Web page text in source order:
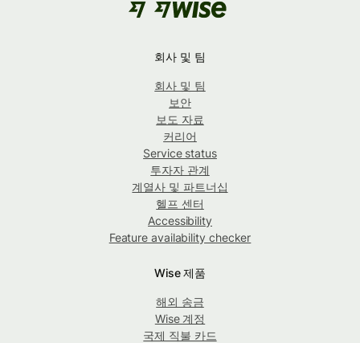
회사 및 팀
회사 및 팀
보안
보도 자료
커리어
Service status
투자자 관계
계열사 및 파트너십
헬프 센터
Accessibility
Feature availability checker
Wise 제품
해외 송금
Wise 계정
국제 직불 카드